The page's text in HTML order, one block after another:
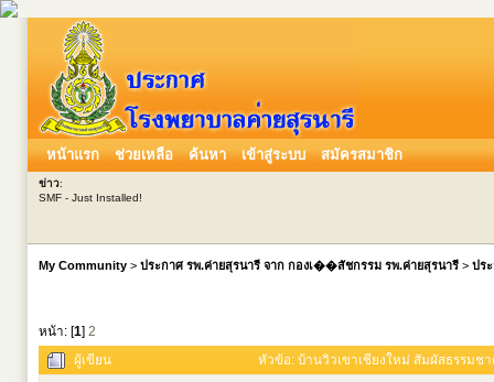
หน้าแรก ช่วยเหลือ ค้นหา เข้าสู่ระบบ สมัครสมาชิก
ข่าว:
SMF - Just Installed!
My Community > ประกาศ รพ.ค่ายสุรนารี จาก กองเ��สัชกรรม รพ.ค่ายสุรนารี > ปร
หน้า: [1] 2
ผู้เขียน หัวข้อ: บ้านวิวเขาเชียงใหม่ สัมผัสธรรมช